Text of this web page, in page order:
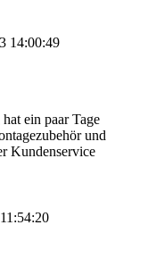
14:00:49
ein paar Tage
und
Kundenservice